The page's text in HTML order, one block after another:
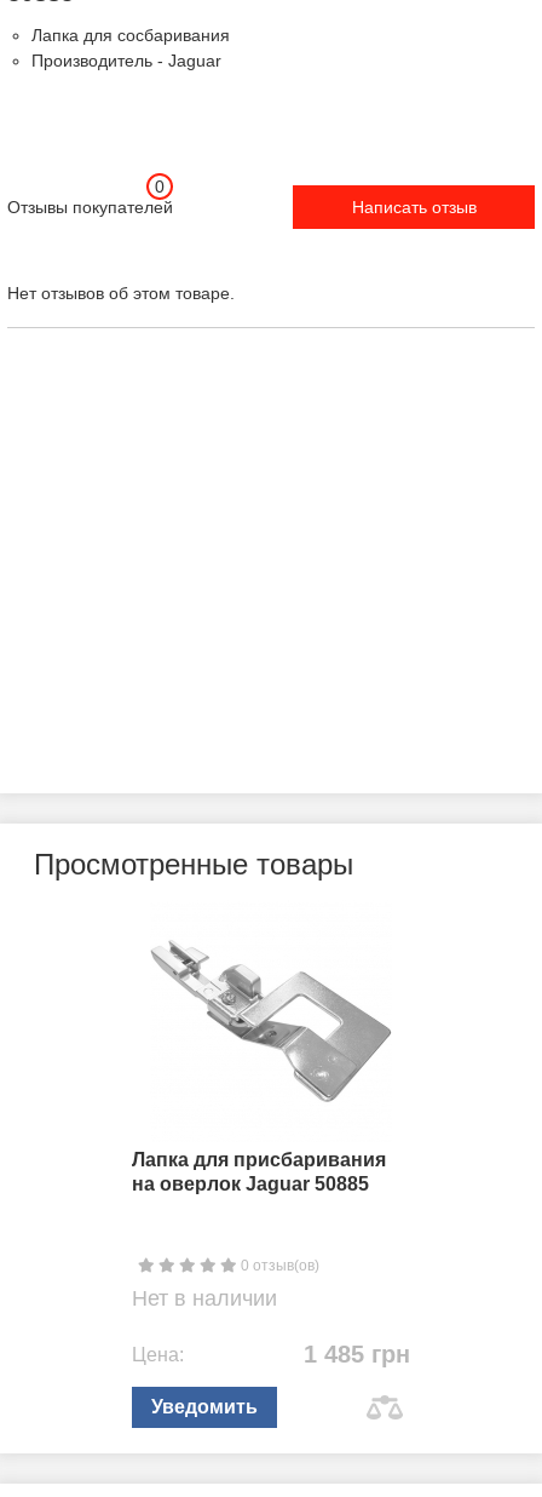
Лапка для сосбаривания
Производитель - Jaguar
Отзывы покупателей
0
Написать отзыв
Нет отзывов об этом товаре.
Просмотренные товары
Лапка для присбаривания
на оверлок Jaguar 50885
0 отзыв(ов)
Нет в наличии
Цена: 1 485 грн
Уведомить